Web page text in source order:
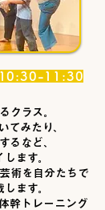
クラス。
てみたり、
るなど、
ます。
術を自分たちで
ます。
幹トレーニング
11:30